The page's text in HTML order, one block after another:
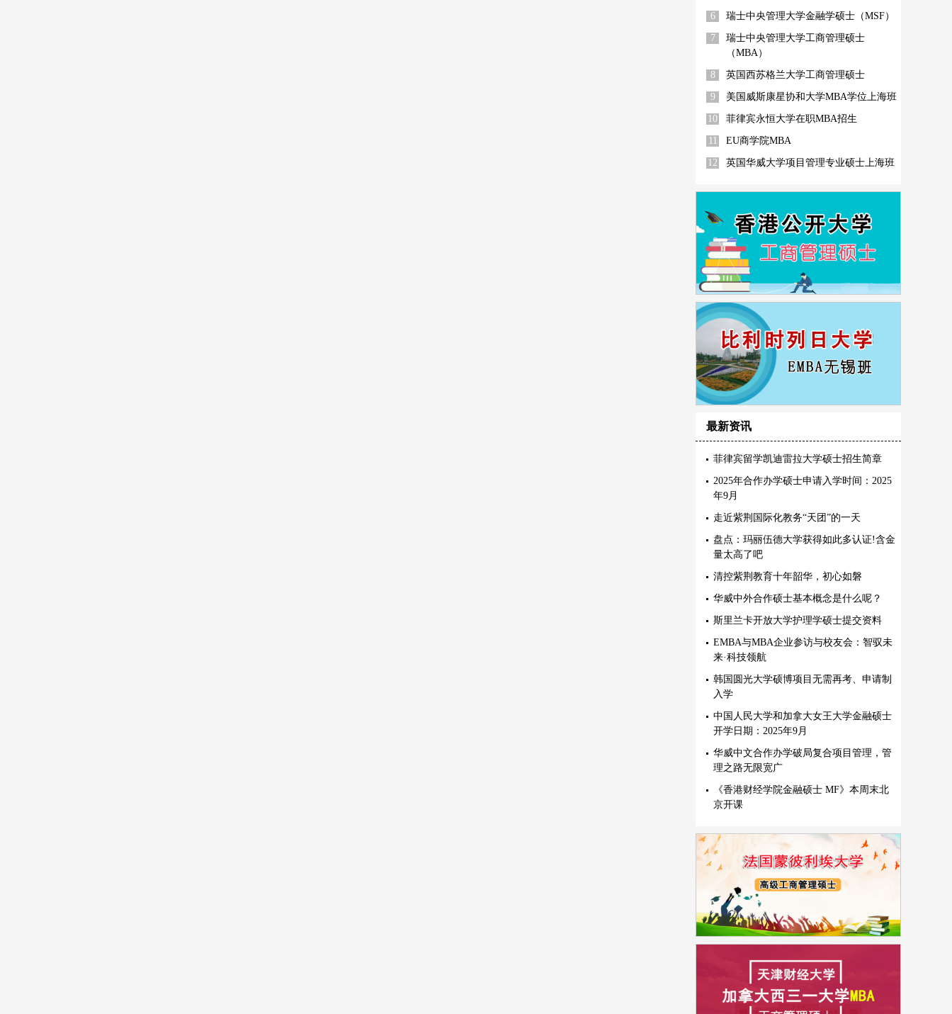
6 瑞士中央管理大学金融学硕士（MSF）
7
瑞士中央管理大学工商管理硕士
（MBA）
8 英国西苏格兰大学工商管理硕士
9 美国威斯康星协和大学MBA学位上海班
10 菲律宾永恒大学在职MBA招生
11 EU商学院MBA
12 英国华威大学项目管理专业硕士上海班
最新资讯
菲律宾留学凯迪雷拉大学硕士招生简章
2025年合作办学硕士申请入学时间：2025
年9月
走近紫荆国际化教务“天团”的一天
盘点：玛丽伍德大学获得如此多认证!含金
量太高了吧
清控紫荆教育十年韶华，初心如磐
华威中外合作硕士基本概念是什么呢？
斯里兰卡开放大学护理学硕士提交资料
EMBA与MBA企业参访与校友会：智驭未
来·科技领航
韩国圆光大学硕博项目无需再考、申请制
入学
中国人民大学和加拿大女王大学金融硕士
开学日期：2025年9月
华威中文合作办学破局复合项目管理，管
理之路无限宽广
《香港财经学院金融硕士 MF》本周末北
京开课